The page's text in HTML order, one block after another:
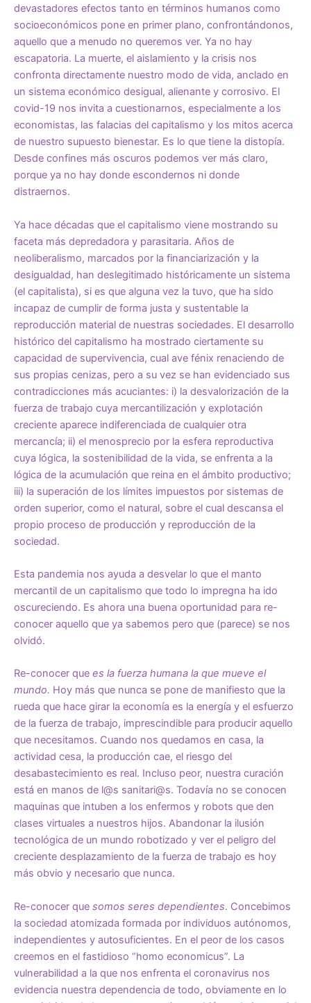
devastadores efectos tanto en términos humanos como
socioeconómicos pone en primer plano, confrontándonos,
aquello que a menudo no queremos ver. Ya no hay
escapatoria. La muerte, el aislamiento y la crisis nos
confronta directamente nuestro modo de vida, anclado en
un sistema económico desigual, alienante y corrosivo. El
covid-19 nos invita a cuestionarnos, especialmente a los
economistas, las falacias del capitalismo y los mitos acerca
de nuestro supuesto bienestar. Es lo que tiene la distopía.
Desde confines más oscuros podemos ver más claro,
porque ya no hay donde escondernos ni donde
distraernos.
Ya hace décadas que el capitalismo viene mostrando su
faceta más depredadora y parasitaria. Años de
neoliberalismo, marcados por la financiarización y la
desigualdad, han deslegitimado históricamente un sistema
(el capitalista), si es que alguna vez la tuvo, que ha sido
incapaz de cumplir de forma justa y sustentable la
reproducción material de nuestras sociedades. El desarrollo
histórico del capitalismo ha mostrado ciertamente su
capacidad de supervivencia, cual ave fénix renaciendo de
sus propias cenizas, pero a su vez se han evidenciado sus
contradicciones más acuciantes: i) la desvalorización de la
fuerza de trabajo cuya mercantilización y explotación
creciente aparece indiferenciada de cualquier otra
mercancía; ii) el menosprecio por la esfera reproductiva
cuya lógica, la sostenibilidad de la vida, se enfrenta a la
lógica de la acumulación que reina en el ámbito productivo;
iii) la superación de los límites impuestos por sistemas de
orden superior, como el natural, sobre el cual descansa el
propio proceso de producción y reproducción de la
sociedad.
Esta pandemia nos ayuda a desvelar lo que el manto
mercantil de un capitalismo que todo lo impregna ha ido
oscureciendo. Es ahora una buena oportunidad para re-
conocer aquello que ya sabemos pero que (parece) se nos
olvidó.
Re-conocer que es la fuerza humana la que mueve el
mundo. Hoy más que nunca se pone de manifiesto que la
rueda que hace girar la economía es la energía y el esfuerzo
de la fuerza de trabajo, imprescindible para producir aquello
que necesitamos. Cuando nos quedamos en casa, la
actividad cesa, la producción cae, el riesgo del
desabastecimiento es real. Incluso peor, nuestra curación
está en manos de l@s sanitari@s. Todavía no se conocen
maquinas que intuben a los enfermos y robots que den
clases virtuales a nuestros hijos. Abandonar la ilusión
tecnológica de un mundo robotizado y ver el peligro del
creciente desplazamiento de la fuerza de trabajo es hoy
más obvio y necesario que nunca.
Re-conocer que somos seres dependientes. Concebimos
la sociedad atomizada formada por individuos autónomos,
independientes y autosuficientes. En el peor de los casos
creemos en el fastidioso “homo economicus”. La
vulnerabilidad a la que nos enfrenta el coronavirus nos
evidencia nuestra dependencia de todo, obviamente en lo